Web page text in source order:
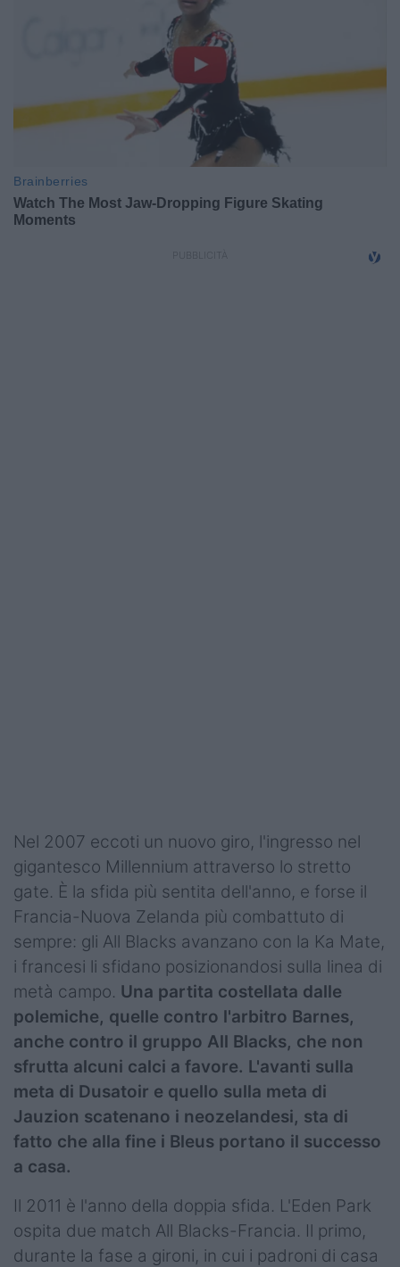
Nel 2007 eccoti un nuovo giro, l'ingresso nel
gigantesco Millennium attraverso lo stretto
gate. È la sfida più sentita dell'anno, e forse il
Francia-Nuova Zelanda più combattuto di
sempre: gli All Blacks avanzano con la Ka Mate,
i francesi li sfidano posizionandosi sulla linea di
metà campo. Una partita costellata dalle
polemiche, quelle contro l'arbitro Barnes,
anche contro il gruppo All Blacks, che non
sfrutta alcuni calci a favore. L'avanti sulla
meta di Dusatoir e quello sulla meta di
Jauzion scatenano i neozelandesi, sta di
fatto che alla fine i Bleus portano il successo
a casa.
Il 2011 è l'anno della doppia sfida. L'Eden Park
ospita due match All Blacks-Francia. Il primo,
durante la fase a gironi, in cui i padroni di casa